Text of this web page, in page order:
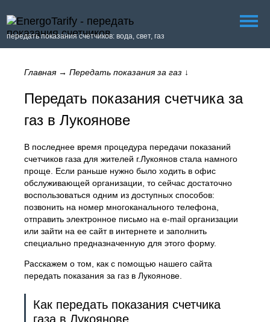
передать показания счетчиков: вода, свет, газ
Главная→ Передать показания за газ ↓
Передать показания счетчика за
газ в Лукоянове
В последнее время процедура передачи показаний
счетчиков газа для жителей г.Лукоянов стала намного
проще. Если раньше нужно было ходить в офис
обслуживающей организации, то сейчас достаточно
воспользоваться одним из доступных способов:
позвонить на номер многоканального телефона,
отправить электронное письмо на e-mail организации
или зайти на ее сайт в интернете и заполнить
специально предназначенную для этого форму.
Расскажем о том, как с помощью нашего сайта
передать показания за газ в Лукоянове.
Как передать показания счетчика
газа в Лукоянове